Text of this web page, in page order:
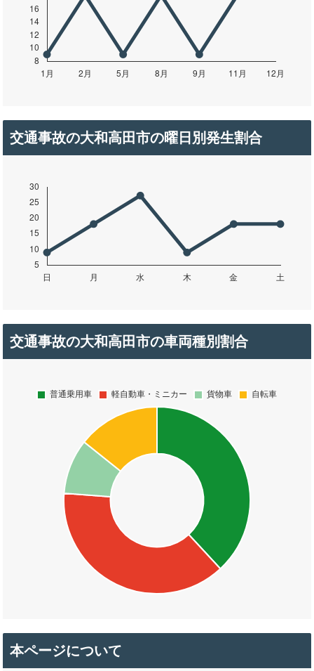
交通事故の大和高田市の曜日別発生割合
交通事故の大和高田市の車両種別割合
本ページについて